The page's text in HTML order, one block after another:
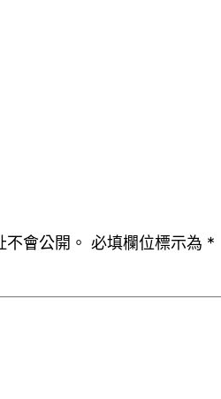
會公開。 必填欄位標示為 *